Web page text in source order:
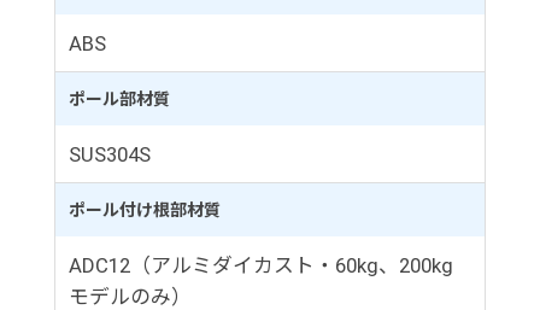
ABS
ポール部材質
SUS304S
ポール付け根部材質
ADC12（アルミダイカスト・60kg、200kg
モデルのみ）